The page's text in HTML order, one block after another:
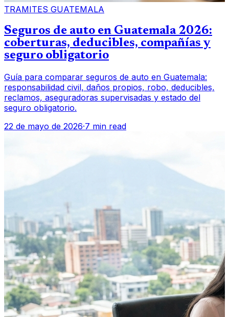
TRAMITES GUATEMALA
Seguros de auto en Guatemala 2026:
coberturas, deducibles, compañías y
seguro obligatorio
Guía para comparar seguros de auto en Guatemala:
responsabilidad civil, daños propios, robo, deducibles,
reclamos, aseguradoras supervisadas y estado del
seguro obligatorio.
22 de mayo de 2026·7 min read